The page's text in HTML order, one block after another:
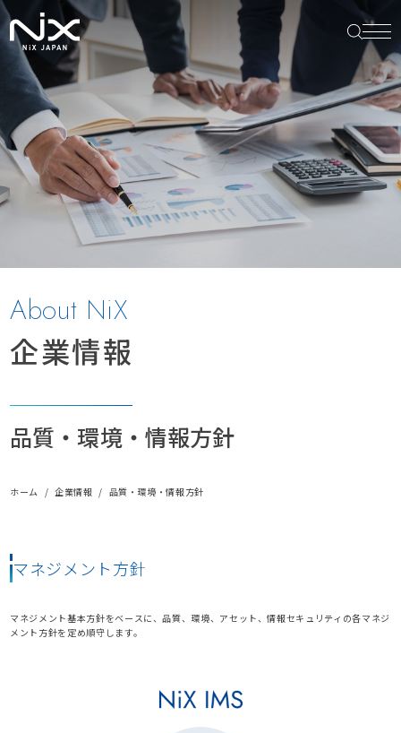
About NiX
企業情報
品質・環境・情報方針
ホーム 企業情報 品質・環境・情報方針
マネジメント方針
マネジメント基本方針をベースに、品質、環境、アセット、情報セキュリティの各マネジ
メント方針を定め順守します。